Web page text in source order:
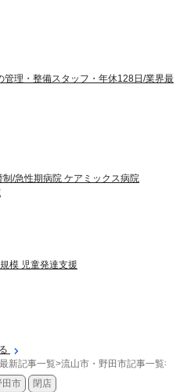
理・整備スタッフ・年休128日/業界最
制/急性期病院 ケアミックス病院
模 児童発達支援
新記事一覧>流山市・野田市記事一覧>
田市 閉店